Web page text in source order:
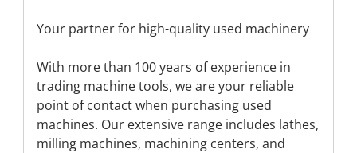
Your partner for high-quality used machinery
With more than 100 years of experience in
trading machine tools, we are your reliable
point of contact when purchasing used
machines. Our extensive range includes lathes,
milling machines, machining centers, and